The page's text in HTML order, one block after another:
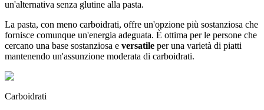
un'alternativa senza glutine alla pasta.
La pasta, con meno carboidrati, offre un'opzione più sostanziosa che
fornisce comunque un'energia adeguata. È ottima per le persone che
cercano una base sostanziosa e versatile per una varietà di piatti
mantenendo un'assunzione moderata di carboidrati.
Carboidrati